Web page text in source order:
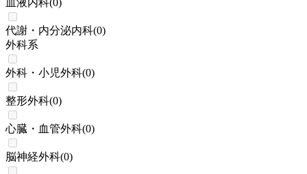
血液内科(0)
代謝・内分泌内科(0)
外科系
外科・小児外科(0)
整形外科(0)
心臓・血管外科(0)
脳神経外科(0)